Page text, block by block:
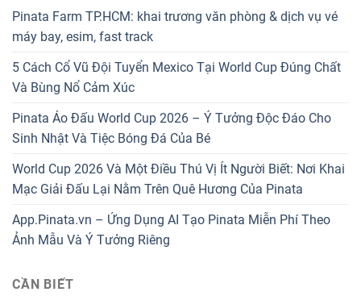
Pinata Farm TP.HCM: khai trương văn phòng & dịch vụ vé
máy bay, esim, fast track
5 Cách Cổ Vũ Đội Tuyển Mexico Tại World Cup Đúng Chất
Và Bùng Nổ Cảm Xúc
Pinata Áo Đấu World Cup 2026 – Ý Tưởng Độc Đáo Cho
Sinh Nhật Và Tiệc Bóng Đá Của Bé
World Cup 2026 Và Một Điều Thú Vị Ít Người Biết: Nơi Khai
Mạc Giải Đấu Lại Nằm Trên Quê Hương Của Pinata
App.Pinata.vn – Ứng Dụng AI Tạo Pinata Miễn Phí Theo
Ảnh Mẫu Và Ý Tưởng Riêng
CẦN BIẾT